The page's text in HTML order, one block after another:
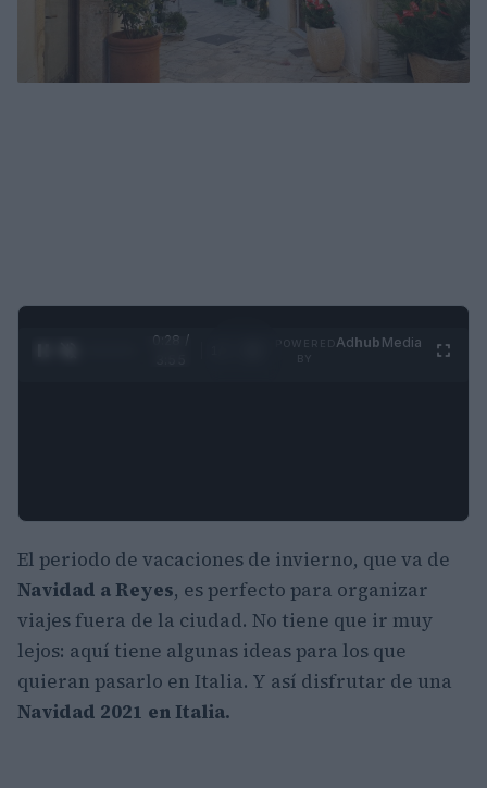
0:29 /
Adhub Media
El periodo de vacaciones de invierno, que va de
Navidad a Reyes, es perfecto para organizar
viajes fuera de la ciudad. No tiene que ir muy
lejos: aquí tiene algunas ideas para los que
quieran pasarlo en Italia. Y así disfrutar de una
Navidad 2021 en Italia.